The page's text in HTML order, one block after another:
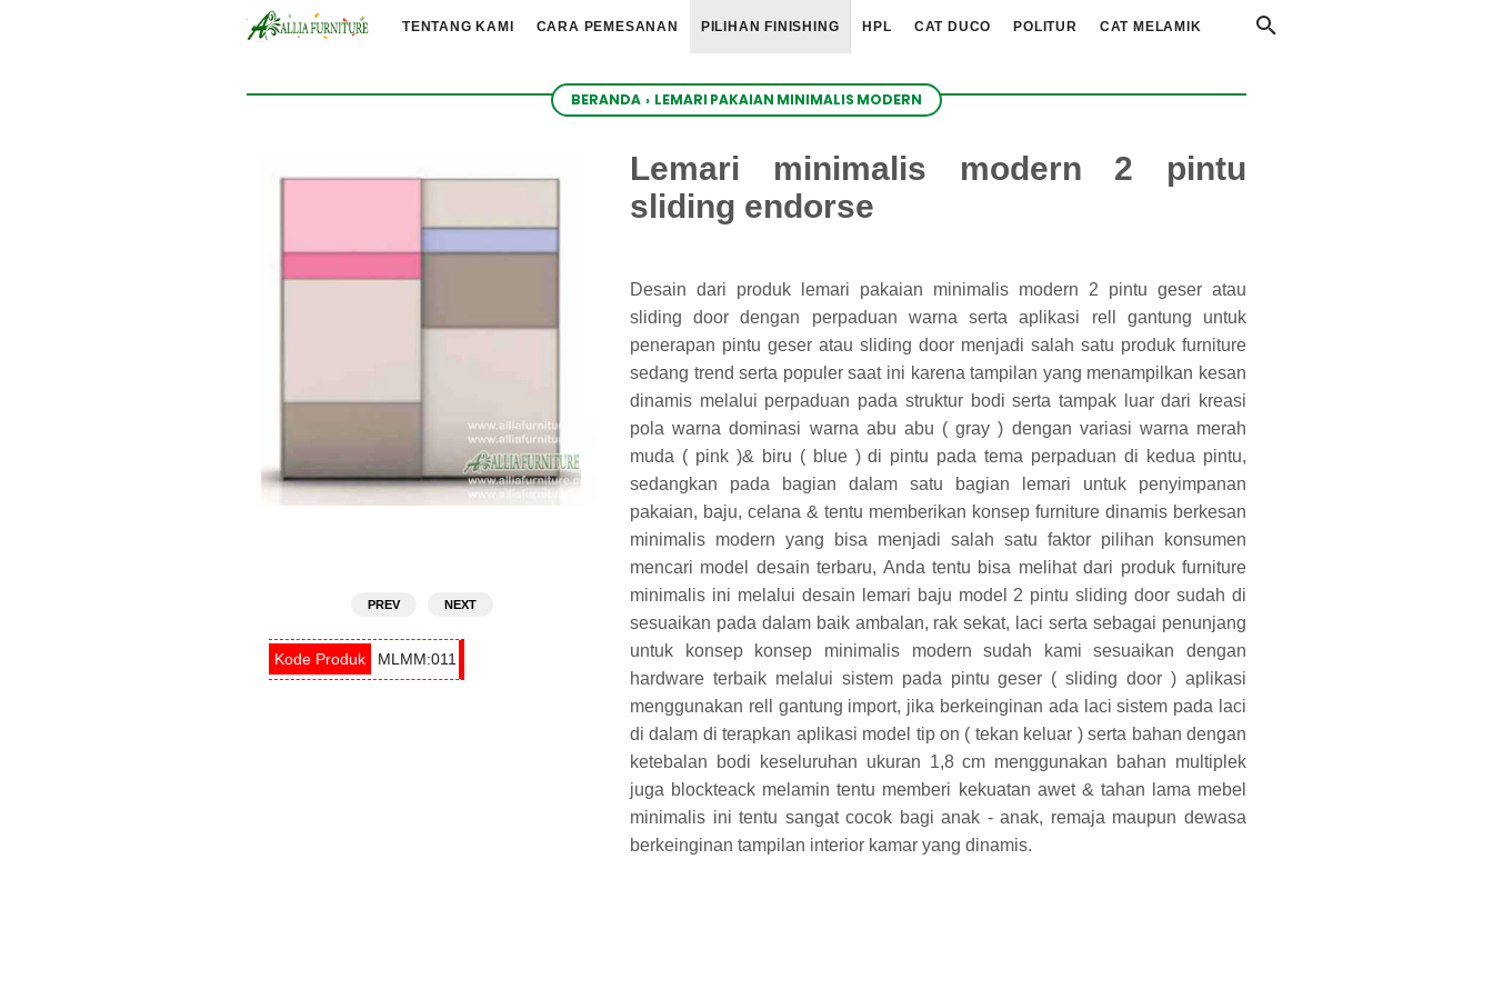
TENTANG KAMI CARA PEMESANAN PILIHAN FINISHING HPL CAT DUCO POLITUR CAT MELAMIK
BERANDA › LEMARI PAKAIAN MINIMALIS MODERN
Lemari minimalis modern 2 pintu
sliding endorse
PREV NEXT
Desain dari produk lemari pakaian minimalis modern 2 pintu geser atau
sliding door dengan perpaduan warna serta aplikasi rell gantung untuk
penerapan pintu geser atau sliding door menjadi salah satu produk furniture
sedang trend serta populer saat ini karena tampilan yang menampilkan kesan
dinamis melalui perpaduan pada struktur bodi serta tampak luar dari kreasi
pola warna dominasi warna abu abu ( gray ) dengan variasi warna merah
muda ( pink )& biru ( blue ) di pintu pada tema perpaduan di kedua pintu,
sedangkan pada bagian dalam satu bagian lemari untuk penyimpanan
pakaian, baju, celana & tentu memberikan konsep furniture dinamis berkesan
minimalis modern yang bisa menjadi salah satu faktor pilihan konsumen
mencari model desain terbaru, Anda tentu bisa melihat dari produk furniture
minimalis ini melalui desain lemari baju model 2 pintu sliding door sudah di
sesuaikan pada dalam baik ambalan, rak sekat, laci serta sebagai penunjang
untuk konsep konsep minimalis modern sudah kami sesuaikan dengan
hardware terbaik melalui sistem pada pintu geser ( sliding door ) aplikasi
menggunakan rell gantung import, jika berkeinginan ada laci sistem pada laci
di dalam di terapkan aplikasi model tip on ( tekan keluar ) serta bahan dengan
ketebalan bodi keseluruhan ukuran 1,8 cm menggunakan bahan multiplek
juga blockteack melamin tentu memberi kekuatan awet & tahan lama mebel
minimalis ini tentu sangat cocok bagi anak - anak, remaja maupun dewasa
berkeinginan tampilan interior kamar yang dinamis.
MLMM:011